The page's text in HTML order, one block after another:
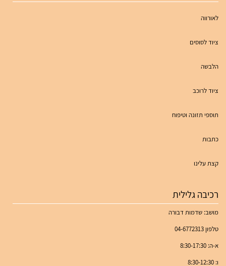
לאורווה
ציוד לסוסים
הלבשה
ציוד לרוכב
תוספי תזונה וטיפוח
כתבות
קצת עלינו
רכיבה גלילית
מושב: שדמות דבורה
טלפון 04-6772313
א-ה: 8:30-17:30
ו: 8:30-12:30